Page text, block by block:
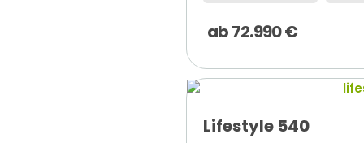
ab72.990€
Lifestyle 540